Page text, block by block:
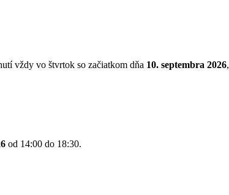
vždy vo štvrtok so začiatkom dňa 10. septembra 2026,
od 14:00 do 18:30.